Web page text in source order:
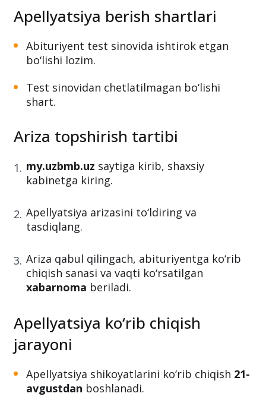
kabineti orqali onlayn tarzda topshirishlari
mumkin.
Apellyatsiya berish shartlari
Abituriyent test sinovida ishtirok etgan
bo‘lishi lozim.
Test sinovidan chetlatilmagan bo‘lishi
shart.
Ariza topshirish tartibi
my.uzbmb.uz
saytiga kirib, shaxsiy
kabinetga kiring.
Apellyatsiya arizasini to‘ldiring va
tasdiqlang.
xabarnomaberiladi.
jarayoni